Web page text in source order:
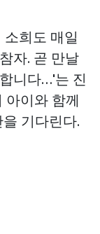
희도 매일
자. 곧 만날
니다…'는 진
아이와 함께
기다린다.